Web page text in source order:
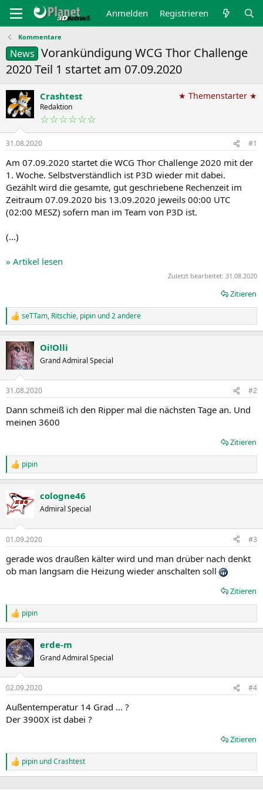
Anmelden Registrieren
Kommentare
News Vorankündigung WCG Thor Challenge
2020 Teil 1 startet am 07.09.2020
Crashtest
Redaktion
☆☆☆☆☆☆
★ Themenstarter ★
31.08.2020 #1
Am 07.09.2020 startet die WCG Thor Challenge 2020 mit der
1. Woche. Selbstverständlich ist P3D wieder mit dabei.
Gezählt wird die gesamte, gut geschriebene Rechenzeit im
Zeitraum 07.09.2020 bis 13.09.2020 jeweils 00:00 UTC
(02:00 MESZ) sofern man im Team von P3D ist.
(…)
» Artikel lesen
Zuletzt bearbeitet: 31.08.2020
Zitieren
R
e
k
t
i
e
:
seTTam, Ritschie, pipin und 2 andere
Oi!Olli
Grand Admiral Special
31.08.2020 #2
Dann schmeiß ich den Ripper mal die nächsten Tage an. Und
meinen 3600
Zitieren
R
e
k
t
i
e
:
pipin
cologne46
Admiral Special
01.09.2020 #3
gerade wos draußen kälter wird und man drüber nach denkt
ob man langsam die Heizung wieder anschalten soll
Zitieren
R
e
k
t
i
e
:
pipin
erde-m
Grand Admiral Special
02.09.2020 #4
Außentemperatur 14 Grad ... ?
Der 3900X ist dabei ?
Zitieren
R
e
pipin undCrashtest